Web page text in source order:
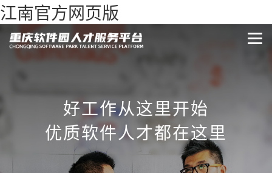
江南官方网页版
好工作从这里开始
优质软件人才都在这里